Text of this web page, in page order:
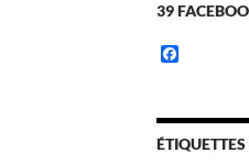
39
b
o
ÉTIQUETTES